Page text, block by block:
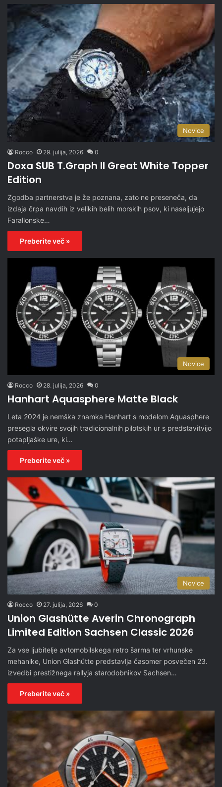
Novice
Rocco 29. julija, 2026 0
Doxa SUB T.Graph II Great White Topper
Edition
Zgodba partnerstva je že poznana, zato ne preseneča, da
izdaja črpa navdih iz velikih belih morskih psov, ki naseljujejo
Farallonske…
Preberite več »
Novice
Rocco 28. julija, 2026 0
Hanhart Aquasphere Matte Black
Leta 2024 je nemška znamka Hanhart s modelom Aquasphere
presegla okvire svojih tradicionalnih pilotskih ur s predstavitvijo
potapljaške ure, ki…
Preberite več »
Novice
Rocco 27. julija, 2026 0
Union Glashütte Averin Chronograph
Limited Edition Sachsen Classic 2026
Za vse ljubitelje avtomobilskega retro šarma ter vrhunske
mehanike, Union Glashütte predstavlja časomer posvečen 23.
izvedbi prestižnega rallyja starodobnikov Sachsen…
Preberite več »